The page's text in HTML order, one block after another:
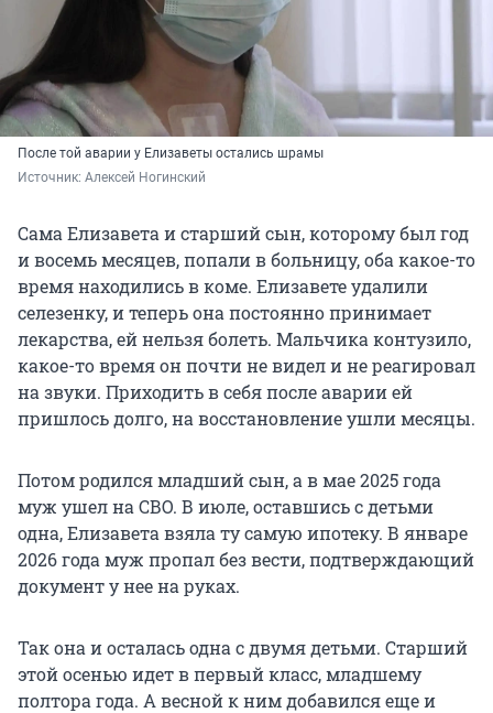
После той аварии у Елизаветы остались шрамы
Источник: Алексей Ногинский
Сама Елизавета и старший сын, которому был год
и восемь месяцев, попали в больницу, оба какое-то
время находились в коме. Елизавете удалили
селезенку, и теперь она постоянно принимает
лекарства, ей нельзя болеть. Мальчика контузило,
какое-то время он почти не видел и не реагировал
на звуки. Приходить в себя после аварии ей
пришлось долго, на восстановление ушли месяцы.
Потом родился младший сын, а в мае 2025 года
муж ушел на СВО. В июле, оставшись с детьми
одна, Елизавета взяла ту самую ипотеку. В январе
2026 года муж пропал без вести, подтверждающий
документ у нее на руках.
Так она и осталась одна с двумя детьми. Старший
этой осенью идет в первый класс, младшему
полтора года. А весной к ним добавился еще и